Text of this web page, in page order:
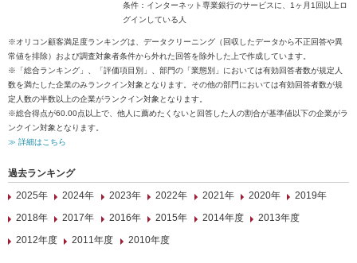
条件：インターネット専業銀行のサービスに、1ヶ月1回以上ロ
グインしている人
※オリコン顧客満足度ランキングは、データクリーニング（回収したデータから不正回答や異
常値を排除）および調査対象者条件から外れた回答を除外した上で作成しています。
※「総合ランキング」、「評価項目別」、部門の「業態別」においては有効回答者数が規定人
数を満たした企業のみランクイン対象となります。その他の部門においては有効回答者数が規
定人数の半数以上の企業がランクイン対象となります。
※総合得点が60.00点以上で、他人に薦めたくないと回答した人の割合が基準値以下の企業がラ
ンクイン対象となります。
≫ 詳細はこちら
過去ランキング
2025年
2024年 2023年 2022年 2021年 2020年
2019年
2018年
2017年 2016年 2015年 2014年度
2013年度
2012年度
2011年度 2010年度